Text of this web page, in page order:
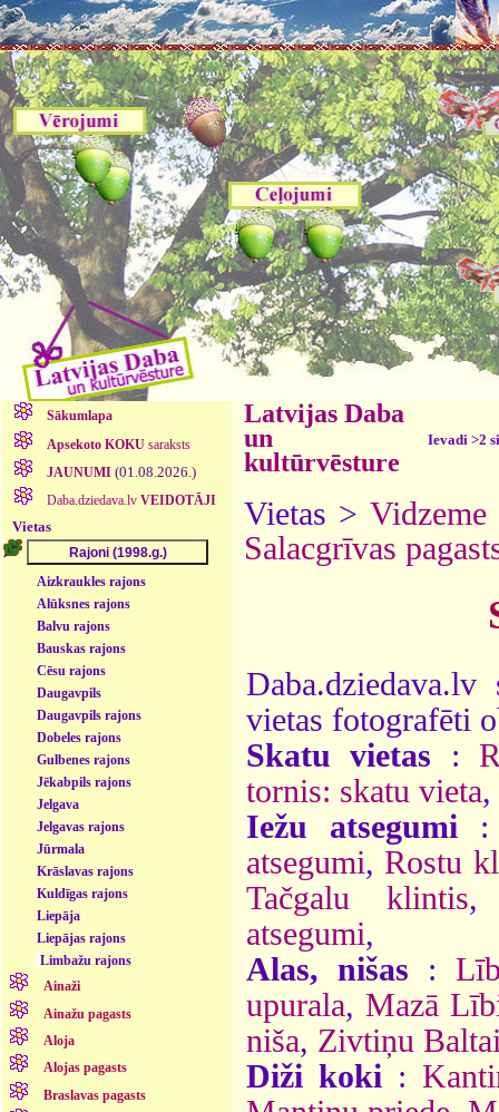
Sākumlapa
Apsekoto KOKUsaraksts
JAUNUMI (01.08.2026.)
Daba.dziedava.lv VEIDOTĀJI
Vietas
Aizkraukles rajons
Alūksnes rajons
Balvu rajons
Bauskas rajons
Cēsu rajons
Daugavpils
Daugavpils rajons
Dobeles rajons
Gulbenes rajons
Jēkabpils rajons
Jelgava
Jelgavas rajons
Jūrmala
Krāslavas rajons
Kuldīgas rajons
Liepāja
Liepājas rajons
Limbažu rajons
Ainaži
Ainažu pagasts
Aloja
Alojas pagasts
Braslavas pagasts
Latvijas Daba
un
kultūrvēsture
Ievadi >2
Vietas > Vidzeme
Salacgrīvas
vietas fotografēti
Skatu vietas :
tornis: skatu vieta,
Iežu atsegumi
atsegumi,Rostu
Tačgalu klintis
atsegumi,
Alas, nišas :
upurala,Mazā
niša, Zivtiņu
Diži koki :